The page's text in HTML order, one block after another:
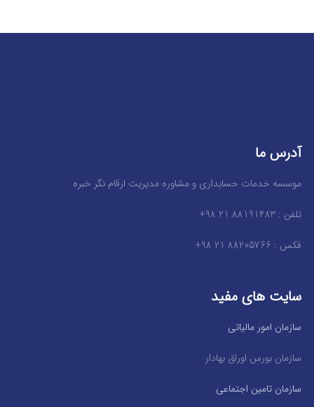
آدرس ما
موسسه خدمات حسابداری و مشاوره مدیریت ارقام نگر خبره
تلفن : 88191483 21 98+
فکس : 88205766 21 98+
سایت های مفید
سازمان امور مالیاتی
سازمان بورس اوراق بهادار
سازمان تامین اجتماعی